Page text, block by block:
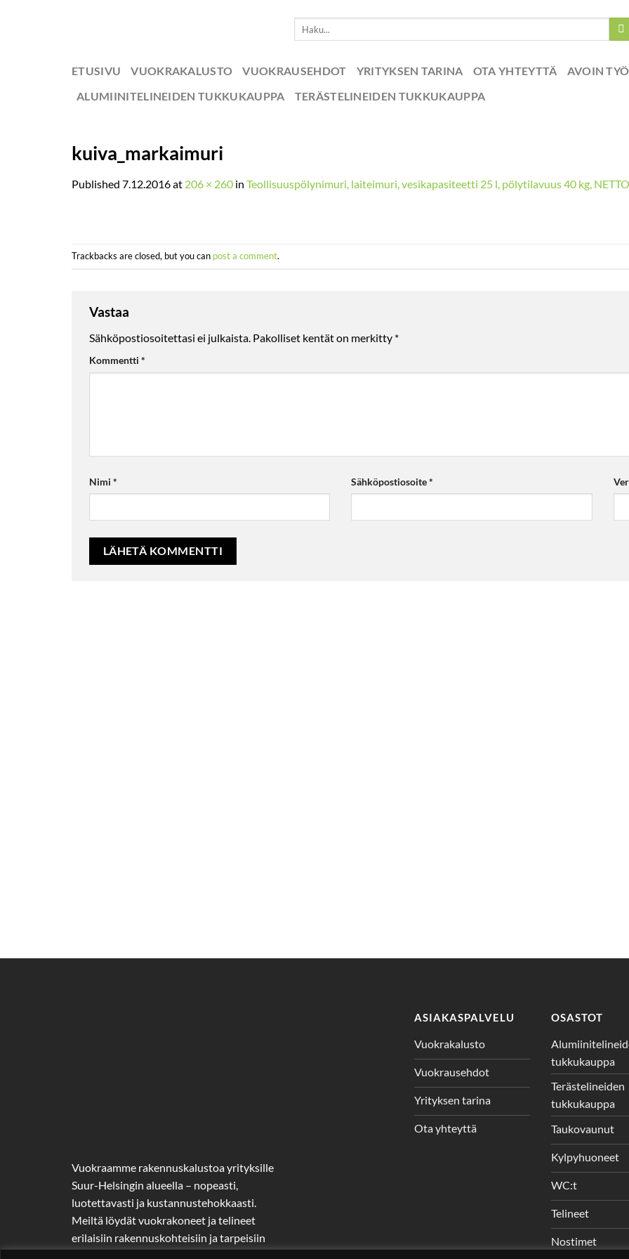
ETUSIVU VUOKRAKALUSTO VUOKRAUSEHDOT YRITYKSEN TARINA OTA YHTEYTTÄ
AVOIN
ALUMIINITELINEIDEN TUKKUKAUPPA
TERÄSTELINEIDEN TUKKUKAUPPA
kuiva_markaimuri
Published 7.12.2016at 206 × 260 in Teollisuuspölynimuri, laiteimuri, vesikapasiteetti 25 l, pölytilavuus 40 kg, NETTO
Trackbacks are closed, but you can post a comment.
Vastaa
Sähköpostiosoitettasi ei julkaista. Pakolliset kentät on merkitty *
Kommentti *
Nimi * Sähköpostiosoite*
Vuokraamme rakennuskalustoa yrityksille
Suur-Helsingin alueella – nopeasti,
luotettavasti ja kustannustehokkaasti.
Meiltä löydät vuokrakoneet ja telineet
erilaisiin rakennuskohteisiin ja tarpeisiin
ASIAKASPALVELU
Vuokrakalusto
Vuokrausehdot
Yrityksen tarina
Ota yhteyttä
OSASTOT
tukkukauppa
Terästelineiden
tukkukauppa
Taukovaunut
Kylpyhuoneet
WC:t
Telineet
Nostimet